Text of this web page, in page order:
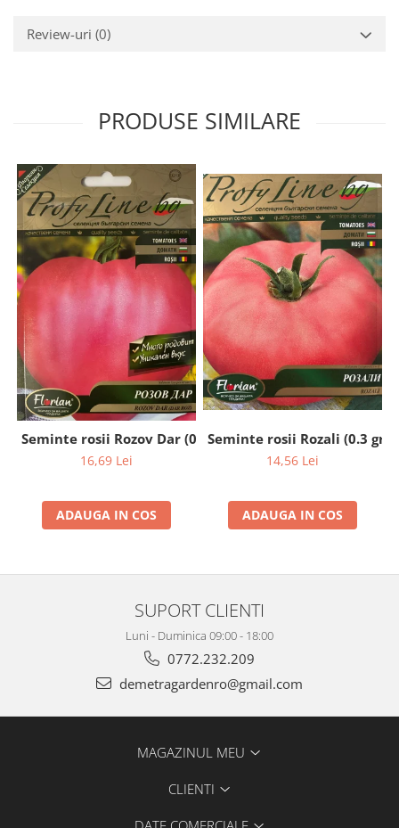
Review-uri (0)
PRODUSE SIMILARE
Seminte rosii Rozov Dar (0.2 gr)
16,69 Lei
ADAUGA IN COS
Seminte rosii Rozali (0.3 gr)
14,56 Lei
ADAUGA IN COS
SUPORT CLIENTI
Luni - Duminica 09:00 - 18:00
0772.232.209
demetragardenro@gmail.com
MAGAZINUL MEU
CLIENTI